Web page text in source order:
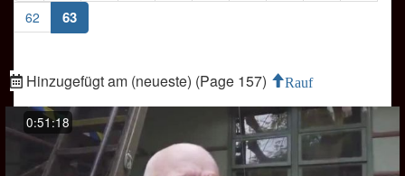
62
63(current)
Hinzugefügt am (neueste) (Page 157) Rauf
0:51:18